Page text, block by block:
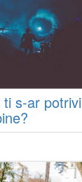
s-ar potrivi